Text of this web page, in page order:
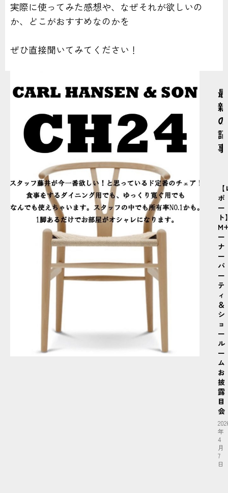
実際に使ってみた感想や、なぜそれが欲しいの
か、どこがおすすめなのかを
ぜひ直接聞いてみてください！
最
新
の
記
事
ポ
ー
ト
ー
ナ
ー
パ
ー
テ
ィ
＆
シ
ョ
ー
ル
ー
ム
お
披
露
目
会
年
4
月
7
日